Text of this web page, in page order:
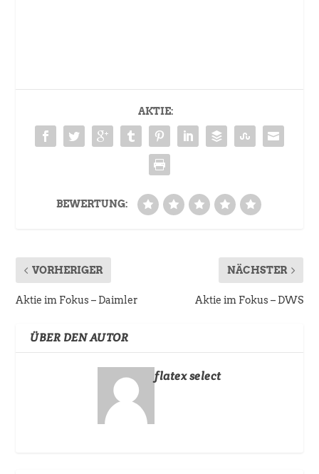
AKTIE:
BEWERTUNG:
VORHERIGER
Aktie im Fokus – Daimler
NÄCHSTER
Aktie im Fokus – DWS
ÜBER DEN AUTOR
flatex select